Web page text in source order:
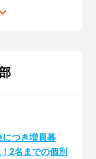
につき増員募
2名までの個別